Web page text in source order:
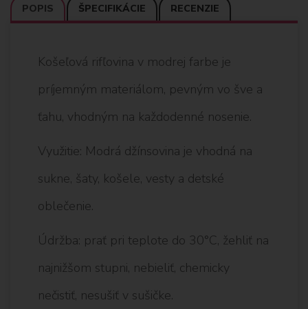
POPIS ŠPECIFIKÁCIE RECENZIE
Košeľová rifľovina v modrej farbe je
príjemným materiálom, pevným vo šve a
ťahu, vhodným na každodenné nosenie.
Využitie: Modrá džínsovina je vhodná na
sukne, šaty, košele, vesty a detské
oblečenie.
Údržba: prať pri teplote do 30°C, žehliť na
najnižšom stupni, nebieliť, chemicky
nečistiť, nesušiť v sušičke.